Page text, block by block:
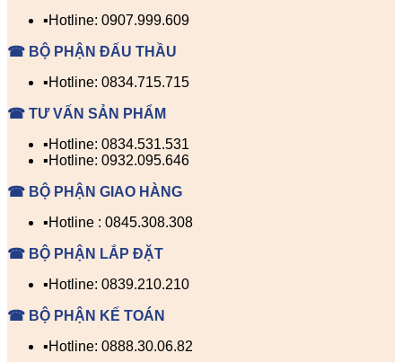
▪️Hotline: 0907.999.609
☎ BỘ PHẬN ĐẤU THẦU
▪️Hotline: 0834.715.715
☎ TƯ VẤN SẢN PHẨM
▪️Hotline: 0834.531.531
▪️Hotline: 0932.095.646
☎ BỘ PHẬN GIAO HÀNG
▪️Hotline : 0845.308.308
☎ BỘ PHẬN LẮP ĐẶT
▪️Hotline: 0839.210.210
☎ BỘ PHẬN KẾ TOÁN
▪️Hotline: 0888.30.06.82